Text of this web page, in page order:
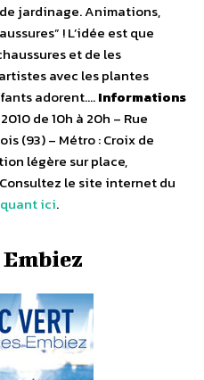
jardinage. Animations,
! L’idée est que
et de les
avec les plantes
adorent….Informations
de 10h à 20h – Rue
(93) – Métro : Croix de
légère sur place,
le site internet du
ici.